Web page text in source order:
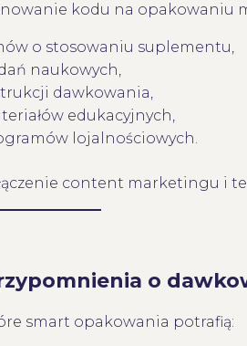
kodu na opakowaniu
o stosowaniu suplementu,
naukowych,
dawkowania,
edukacyjnych,
lojalnościowych.
content marketingu i
o
smart opakowania potrafią: